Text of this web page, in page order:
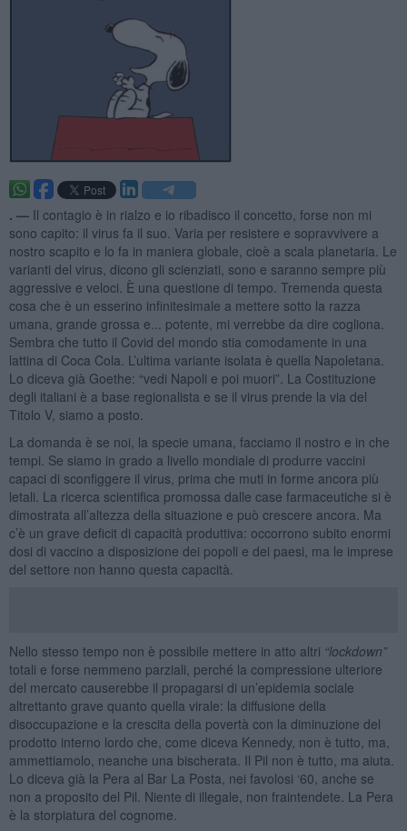
. — Il contagio è in rialzo e io ribadisco il concetto, forse non mi
sono capito: il virus fa il suo. Varia per resistere e sopravvivere a
nostro scapito e lo fa in maniera globale, cioè a scala planetaria. Le
varianti del virus, dicono gli scienziati, sono e saranno sempre più
aggressive e veloci. È una questione di tempo. Tremenda questa
cosa che è un esserino infinitesimale a mettere sotto la razza
umana, grande grossa e... potente, mi verrebbe da dire cogliona.
Sembra che tutto il Covid del mondo stia comodamente in una
lattina di Coca Cola. L’ultima variante isolata è quella Napoletana.
Lo diceva già Goethe: “vedi Napoli e poi muori”. La Costituzione
degli italiani è a base regionalista e se il virus prende la via del
Titolo V, siamo a posto.
La domanda è se noi, la specie umana, facciamo il nostro e in che
tempi. Se siamo in grado a livello mondiale di produrre vaccini
capaci di sconfiggere il virus, prima che muti in forme ancora più
letali. La ricerca scientifica promossa dalle case farmaceutiche si è
dimostrata all’altezza della situazione e può crescere ancora. Ma
c’è un grave deficit di capacità produttiva: occorrono subito enormi
dosi di vaccino a disposizione dei popoli e dei paesi, ma le imprese
del settore non hanno questa capacità.
Nello stesso tempo non è possibile mettere in atto altri “lockdown”
totali e forse nemmeno parziali, perché la compressione ulteriore
del mercato causerebbe il propagarsi di un’epidemia sociale
altrettanto grave quanto quella virale: la diffusione della
disoccupazione e la crescita della povertà con la diminuzione del
prodotto interno lordo che, come diceva Kennedy, non è tutto, ma,
ammettiamolo, neanche una bischerata. Il Pil non è tutto, ma aiuta.
Lo diceva già la Pera al Bar La Posta, nei favolosi ‘60, anche se
non a proposito del Pil. Niente di illegale, non fraintendete. La Pera
è la storpiatura del cognome.